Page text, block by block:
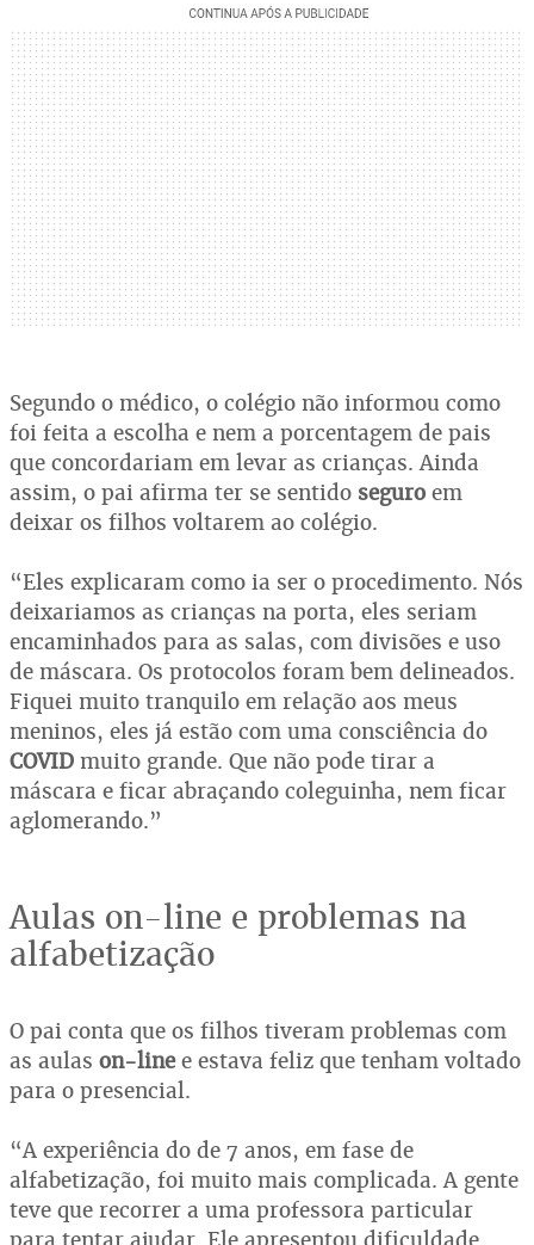
Segundo o médico, o colégio não informou como
foi feita a escolha e nem a porcentagem de pais
que concordariam em levar as crianças. Ainda
assim, o pai afirma ter se sentido seguro em
deixar os filhos voltarem ao colégio.
“Eles explicaram como ia ser o procedimento. Nós
deixariamos as crianças na porta, eles seriam
encaminhados para as salas, com divisões e uso
de máscara. Os protocolos foram bem delineados.
Fiquei muito tranquilo em relação aos meus
meninos, eles já estão com uma consciência do
COVID muito grande. Que não pode tirar a
máscara e ficar abraçando coleguinha, nem ficar
aglomerando.”
Aulas on-line e problemas na
alfabetização
O pai conta que os filhos tiveram problemas com
as aulas on-linee estava feliz que tenham voltado
para o presencial.
“A experiência do de 7 anos, em fase de
alfabetização, foi muito mais complicada. A gente
teve que recorrer a uma professora particular
para tentar ajudar. Ele apresentou dificuldade